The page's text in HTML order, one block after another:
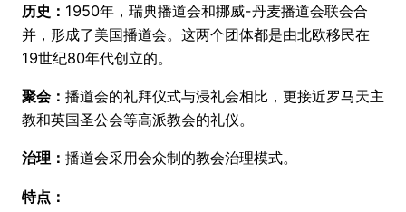
历史： 1950年，瑞典播道会和挪威-丹麦播道会联会合
并，形成了美国播道会。这两个团体都是由北欧移民在
19世纪80年代创立的。
聚会： 播道会的礼拜仪式与浸礼会相比，更接近罗马天主
教和英国圣公会等高派教会的礼仪。
治理： 播道会采用会众制的教会治理模式。
特点：